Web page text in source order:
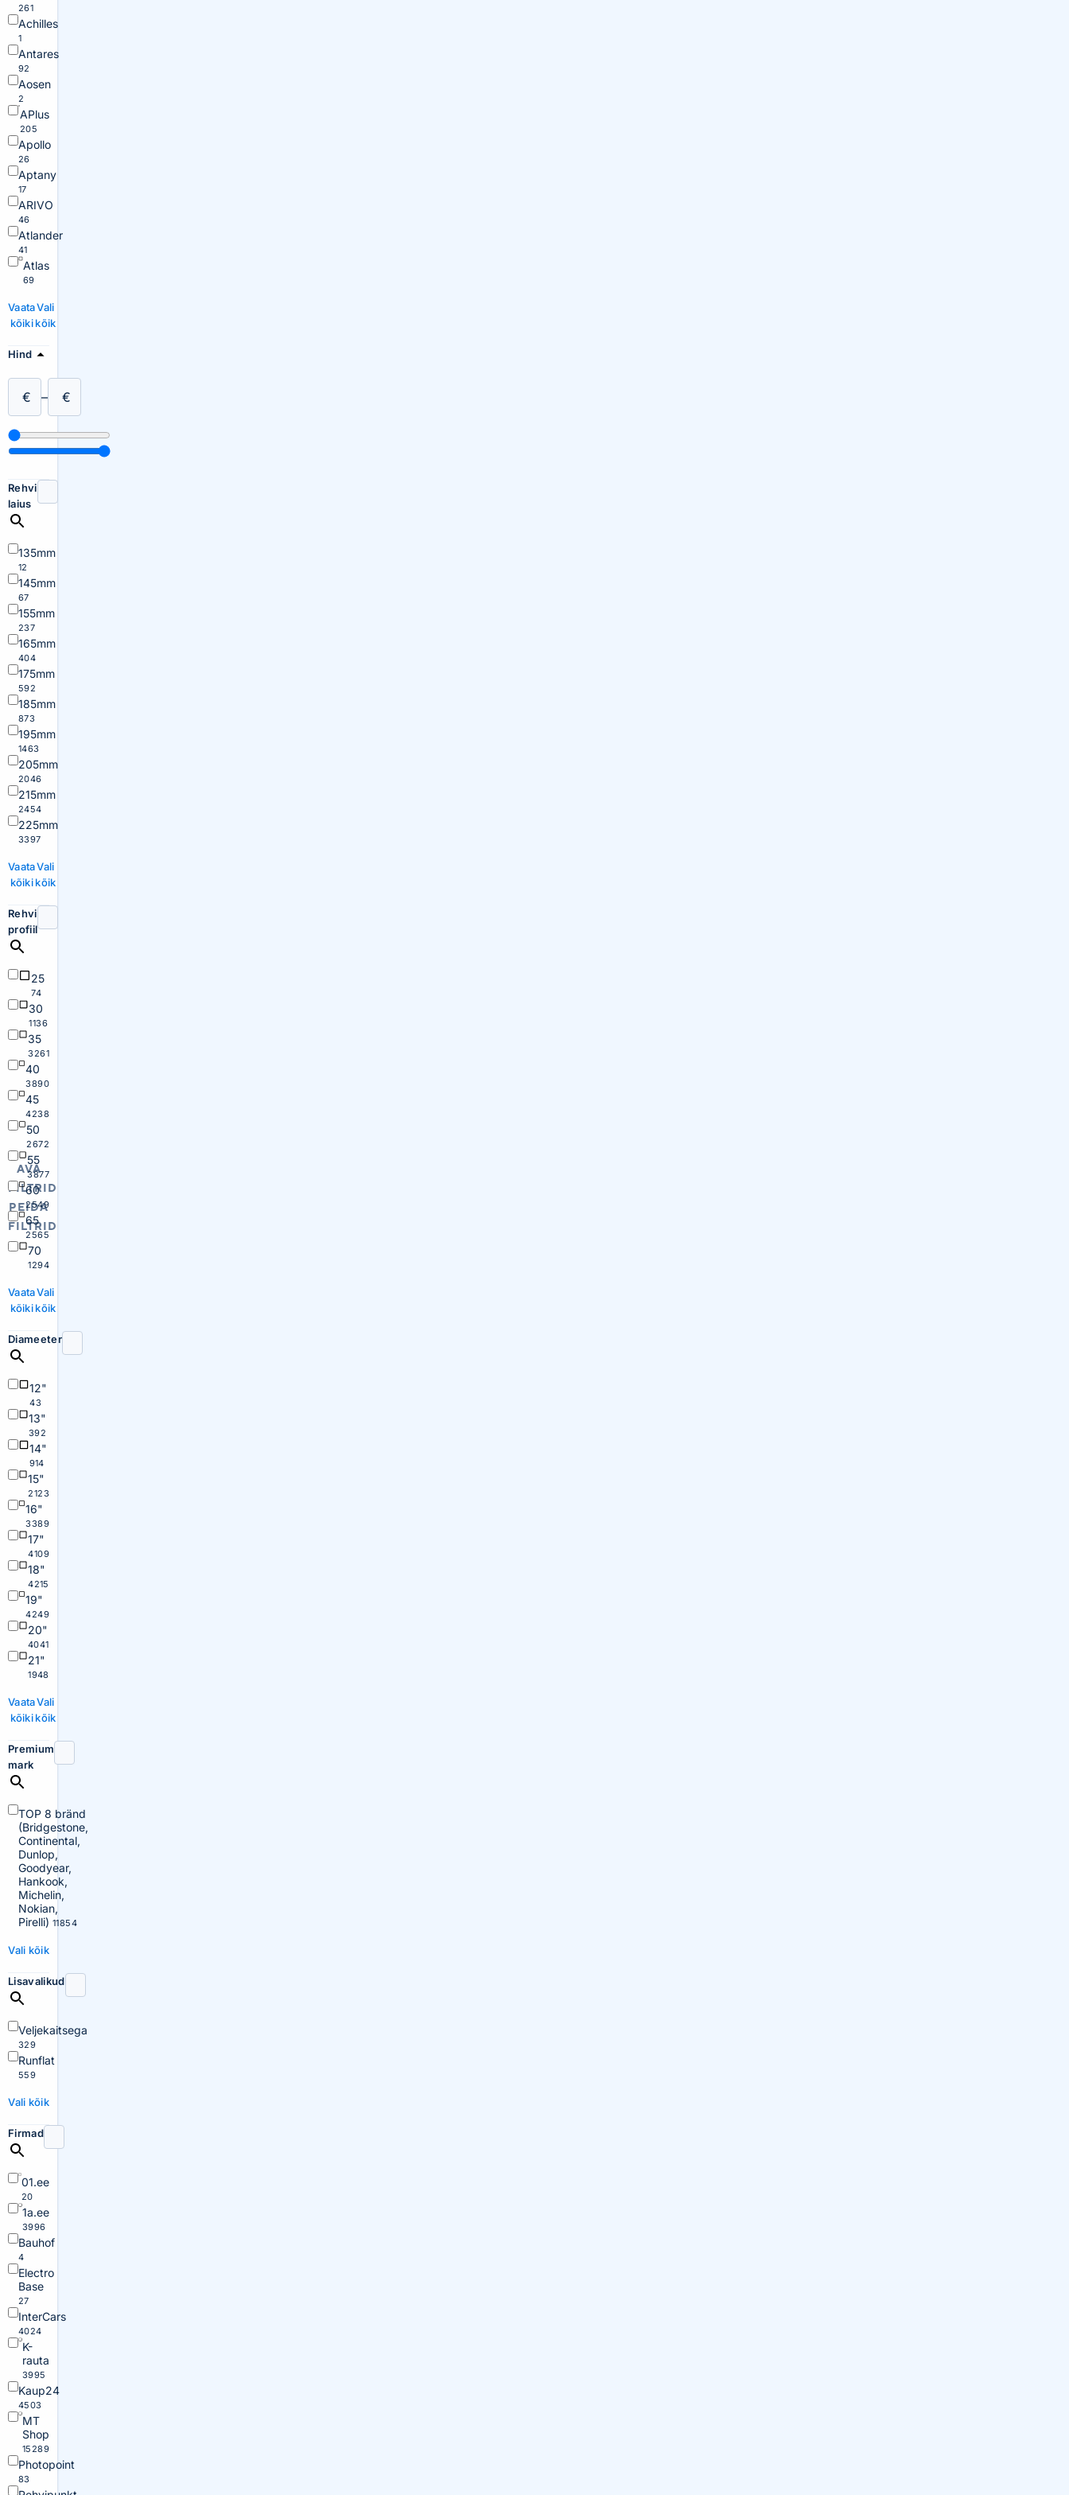
AVA
FILTRID
PEIDA
FILTRID
261
Achilles
1
Antares
92
Aosen
2
APlus
205
Apollo
26
Aptany
17
ARIVO
46
Atlander
41
Atlas
69
Vaata
kõiki
Vali
kõik
Hind
€ – €
Rehvi
laius
135mm
12
145mm
67
155mm
237
165mm
404
175mm
592
185mm
873
195mm
1463
205mm
2046
215mm
2454
225mm
3397
Vaata
kõiki
Vali
kõik
Rehvi
profiil
25
74
30
1136
35
3261
40
3890
45
4238
50
2672
55
3877
60
2549
65
2565
70
1294
Vaata
kõiki
Vali
kõik
Diameeter
12"
43
13"
392
14"
914
15"
2123
16"
3389
17"
4109
18"
4215
19"
4249
20"
4041
21"
1948
Vaata
kõiki
Vali
kõik
Premium
mark
TOP 8 bränd
(Bridgestone,
Continental,
Dunlop,
Goodyear,
Hankook,
Michelin,
Nokian,
Pirelli) 11854
Vali kõik
Lisavalikud
Veljekaitsega
329
Runflat
559
Vali kõik
Firmad
01.ee
20
1a.ee
3996
Bauhof
4
Electro
Base
27
InterCars
4024
K-
rauta
3995
Kaup24
4503
MT
Shop
15289
Photopoint
83